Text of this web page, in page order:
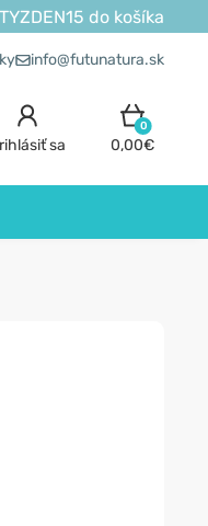
TYZDEN15 do košíka
info@futunatura.sk
sa
0
0,00€